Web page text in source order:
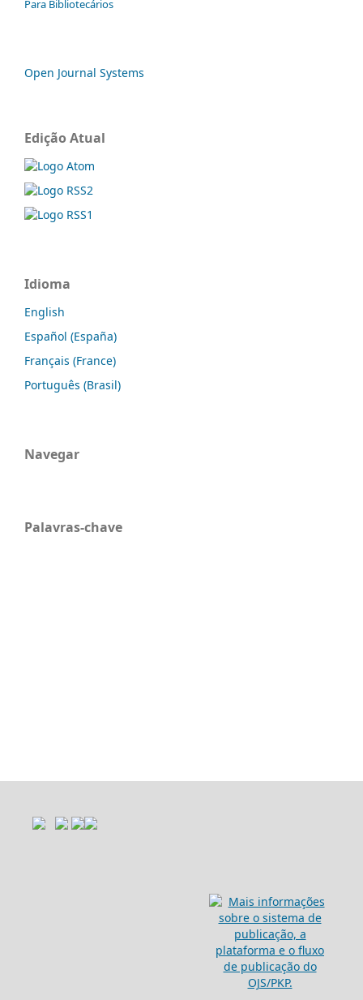
Para Bibliotecários
Open Journal Systems
Edição Atual
Idioma
English
Español (España)
Français (France)
Português (Brasil)
Navegar
Palavras-chave